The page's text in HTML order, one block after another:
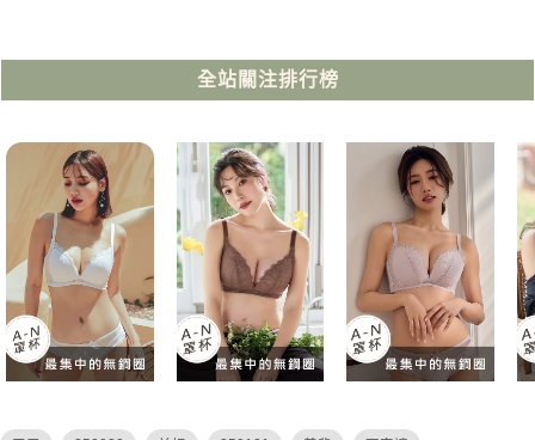
全站關注排行榜